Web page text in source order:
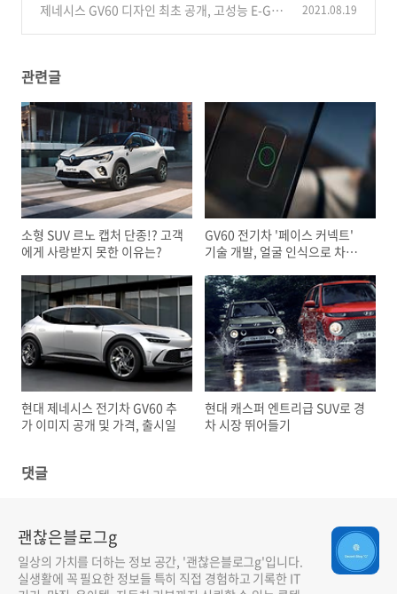
(0)
제네시스 GV60 디자인 최초 공개, 고성능 E-GM
2021.08.19
관련글
소형 SUV 르노 캡처 단종!? 고객
에게 사랑받지 못한 이유는?
GV60 전기차 '페이스 커넥트'
기술 개발, 얼굴 인식으로 차량
현대 제네시스 전기차 GV60 추
가 이미지 공개 및 가격, 출시일
현대 캐스퍼 엔트리급 SUV로 경
차 시장 뛰어들기
댓글
괜찮은블로그g
일상의 가치를 더하는 정보 공간, '괜찮은블로그g'입니다.
실생활에 꼭 필요한 정보들 특히 직접 경험하고 기록한 IT